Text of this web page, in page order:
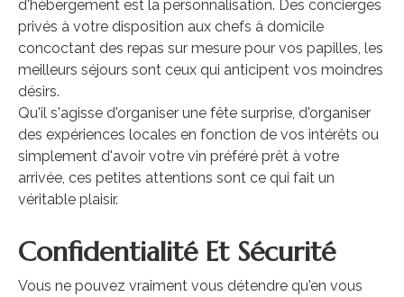
d'hébergement est la personnalisation. Des concierges
privés à votre disposition aux chefs à domicile
concoctant des repas sur mesure pour vos papilles, les
meilleurs séjours sont ceux qui anticipent vos moindres
désirs.
Qu'il s'agisse d'organiser une fête surprise, d'organiser
des expériences locales en fonction de vos intérêts ou
simplement d'avoir votre vin préféré prêt à votre
arrivée, ces petites attentions sont ce qui fait un
véritable plaisir.
Confidentialité Et Sécurité
Vous ne pouvez vraiment vous détendre qu'en vous